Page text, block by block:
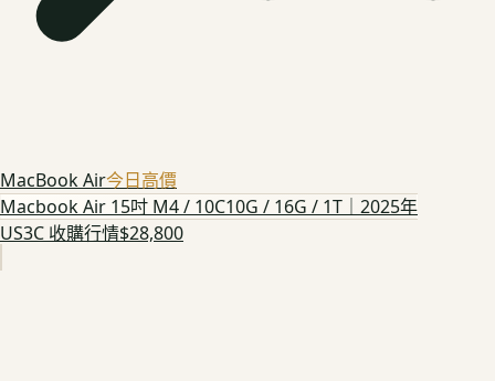
MacBook Air今日高價
Macbook Air 15吋 M4 / 10C10G / 16G / 1T｜2025年
US3C 收購行情$28,800